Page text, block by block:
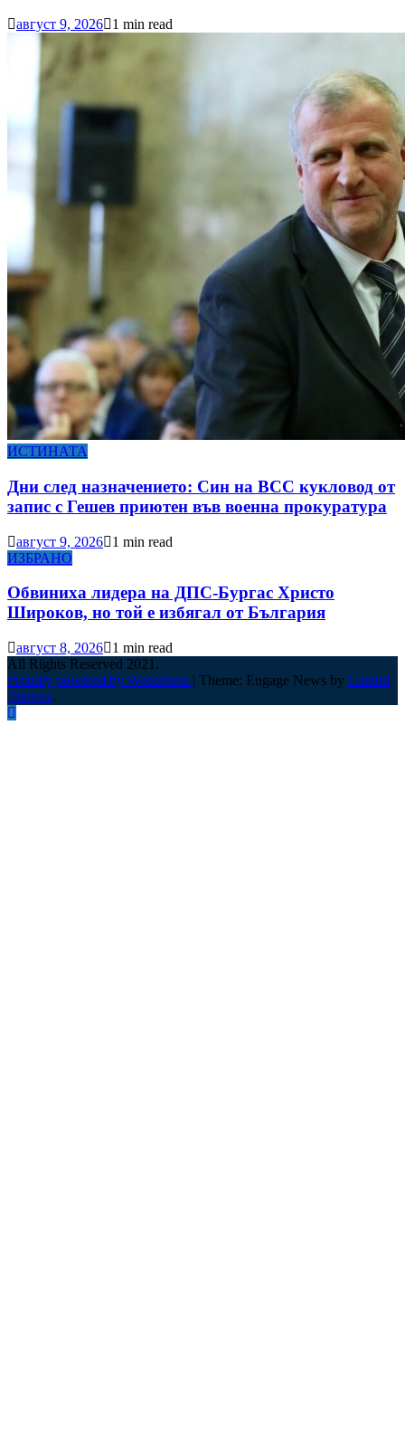
август 9, 2026 1 min read
ИСТИНАТА
Дни след назначението: Син на ВСС кукловод от
запис с Гешев приютен във военна прокуратура
август 9, 2026
1 min read
ИЗБРАНО
Обвиниха лидера на ДПС-Бургас Христо
Широков, но той е избягал от България
август 8, 2026
1 min read
All Rights Reserved 2021.
Proudly powered by WordPress | Theme: Engage News by Candid
Themes.